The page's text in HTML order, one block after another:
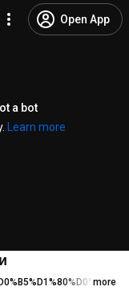
Open App
a bot
Learn more
more